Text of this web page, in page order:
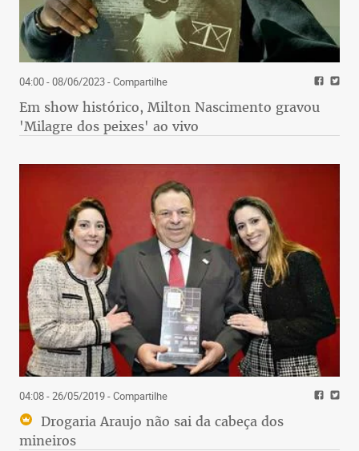
04:00 - 08/06/2023- Compartilhe
Em show histórico, Milton Nascimento gravou
'Milagre dos peixes' ao vivo
04:08 - 26/05/2019- Compartilhe
Drogaria Araujo não sai da cabeça dos
mineiros